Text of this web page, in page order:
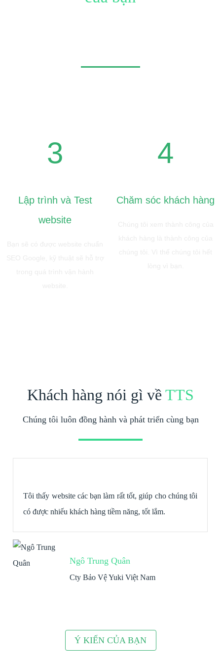
3
Lập trình và Test
website
4
Chăm sóc khách hàng
Khách hàng nói gì về TTS
Chúng tôi luôn đồng hành và phát triển cùng bạn
Tôi thấy website các bạn làm rất tốt, giúp cho chúng tôi
có được nhiếu khách hàng tiềm năng, tốt lắm.
Ngô Trung Quân
Cty Bảo Vệ Yuki Việt Nam
Ý KIẾN CỦA BẠN